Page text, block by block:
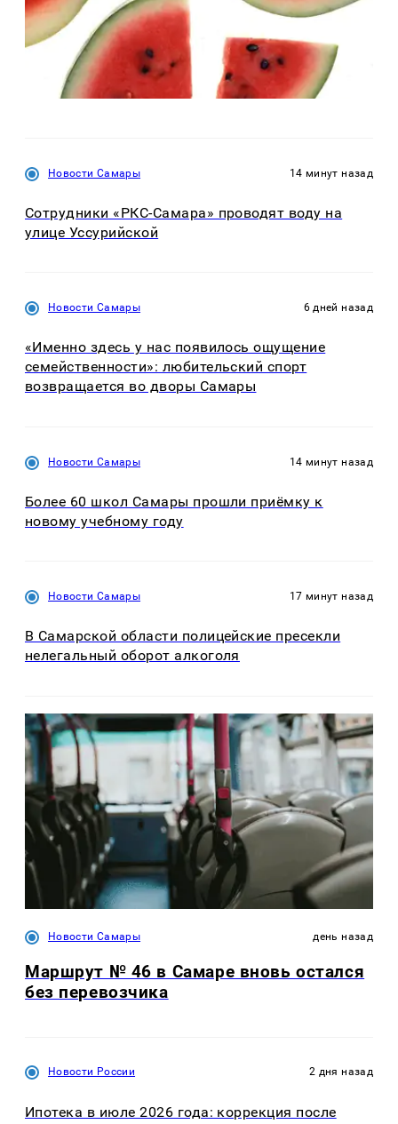
Новости Самары 14 минут назад
Сотрудники «РКС-Самара» проводят воду на
улице Уссурийской
Новости Самары 6 дней назад
«Именно здесь у нас появилось ощущение
семейственности»: любительский спорт
возвращается во дворы Самары
Новости Самары 14 минут назад
Более 60 школ Самары прошли приёмку к
новому учебному году
Новости Самары 17 минут назад
В Самарской области полицейские пресекли
нелегальный оборот алкоголя
Новости Самары день назад
Маршрут № 46 в Самаре вновь остался
без перевозчика
Новости России 2 дня назад
Ипотека в июле 2026 года: коррекция после